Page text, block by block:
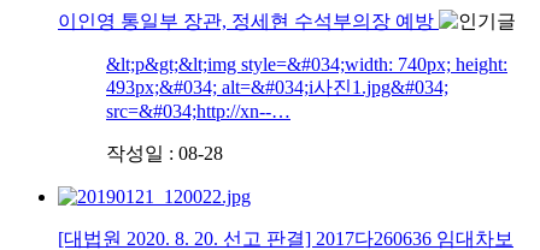
이인영 통일부 장관, 정세현 수석부의장 예방
&lt;p&gt;&lt;img style=&#034;width: 740px; height:
493px;&#034; alt=&#034;i사진1.jpg&#034;
src=&#034;http://xn--…
작성일 : 08-28
[대법원 2020. 8. 20. 선고 판결] 2017다260636 임대차보